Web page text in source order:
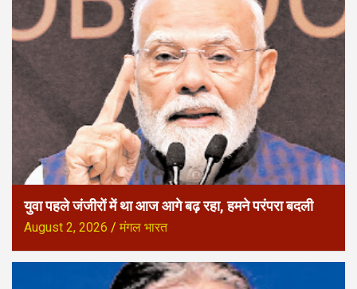
युवा पहले जंजीरों में था आज आगे बढ़ रहा, हमने परंपरा बदली
August 2, 2026 मंगल भारत